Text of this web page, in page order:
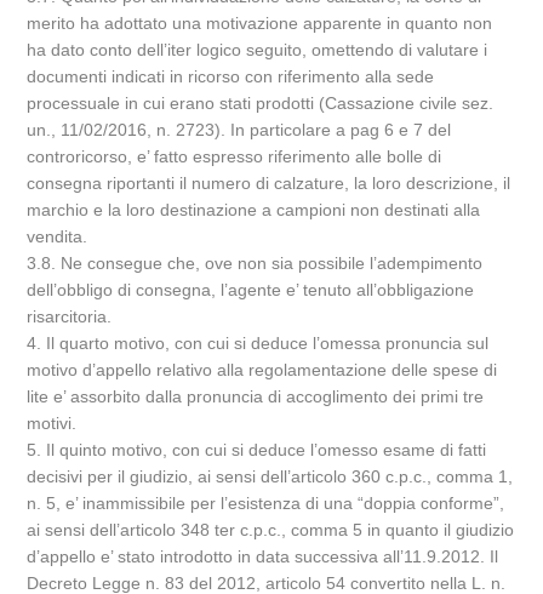
merito ha adottato una motivazione apparente in quanto non
ha dato conto dell’iter logico seguito, omettendo di valutare i
documenti indicati in ricorso con riferimento alla sede
processuale in cui erano stati prodotti (Cassazione civile sez.
un., 11/02/2016, n. 2723). In particolare a pag 6 e 7 del
controricorso, e’ fatto espresso riferimento alle bolle di
consegna riportanti il numero di calzature, la loro descrizione, il
marchio e la loro destinazione a campioni non destinati alla
vendita.
3.8. Ne consegue che, ove non sia possibile l’adempimento
dell’obbligo di consegna, l’agente e’ tenuto all’obbligazione
risarcitoria.
4. Il quarto motivo, con cui si deduce l’omessa pronuncia sul
motivo d’appello relativo alla regolamentazione delle spese di
lite e’ assorbito dalla pronuncia di accoglimento dei primi tre
motivi.
5. Il quinto motivo, con cui si deduce l’omesso esame di fatti
decisivi per il giudizio, ai sensi dell’articolo 360 c.p.c., comma 1,
n. 5, e’ inammissibile per l’esistenza di una “doppia conforme”,
ai sensi dell’articolo 348 ter c.p.c., comma 5 in quanto il giudizio
d’appello e’ stato introdotto in data successiva all’11.9.2012. Il
Decreto Legge n. 83 del 2012, articolo 54 convertito nella L. n.